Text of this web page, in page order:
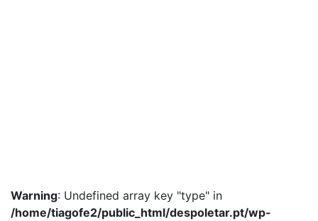
Warning: Undefined array key "type" in
/home/tiagofe2/public_html/despoletar.pt/wp-